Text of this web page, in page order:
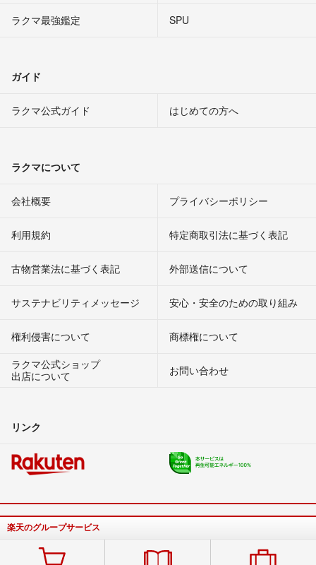
ラクマ最強鑑定
SPU
ガイド
ラクマ公式ガイド はじめての方へ
ラクマについて
会社概要 プライバシーポリシー
利用規約 特定商取引法に基づく表記
古物営業法に基づく表記 外部送信について
サステナビリティメッセージ 安心・安全のための取り組み
権利侵害について
商標権について
ラクマ公式ショップ
出店について
お問い合わせ
リンク
楽天のグループサービス